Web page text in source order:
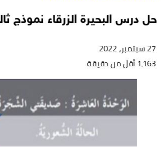
حل درس البحيرة الزرقاء نموذج
27 سبتمبر، 2022
1٬163 أقل من دقيقة